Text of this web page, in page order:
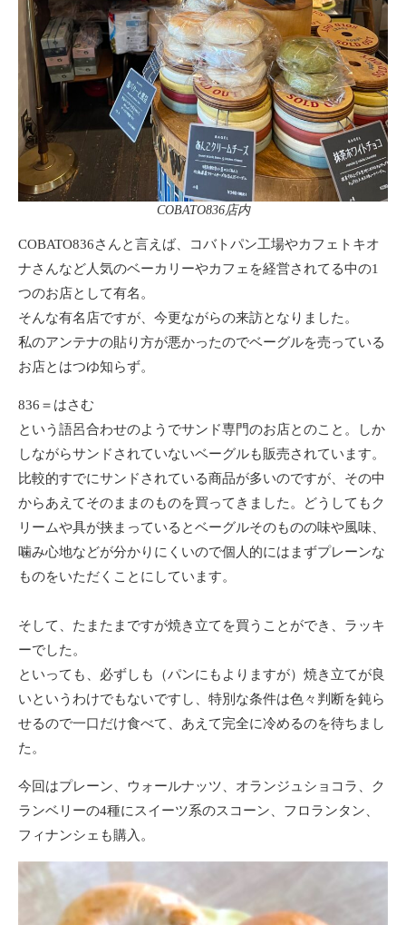
COBATO836店内
COBATO836さんと言えば、コバトパン工場やカフェトキオ
ナさんなど人気のベーカリーやカフェを経営されてる中の1
つのお店として有名。
そんな有名店ですが、今更ながらの来訪となりました。
私のアンテナの貼り方が悪かったのでベーグルを売っている
お店とはつゆ知らず。
836＝はさむ
という語呂合わせのようでサンド専門のお店とのこと。しか
しながらサンドされていないベーグルも販売されています。
比較的すでにサンドされている商品が多いのですが、その中
からあえてそのままのものを買ってきました。どうしてもク
リームや具が挟まっているとベーグルそのものの味や風味、
噛み心地などが分かりにくいので個人的にはまずプレーンな
ものをいただくことにしています。
そして、たまたまですが焼き立てを買うことができ、ラッキ
ーでした。
といっても、必ずしも（パンにもよりますが）焼き立てが良
いというわけでもないですし、特別な条件は色々判断を鈍ら
せるので一口だけ食べて、あえて完全に冷めるのを待ちまし
た。
今回はプレーン、ウォールナッツ、オランジュショコラ、ク
ランベリーの4種にスイーツ系のスコーン、フロランタン、
フィナンシェも購入。